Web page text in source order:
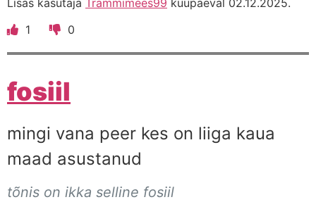
1
0
fosiil
mingi vana peer kes on liiga kaua
maad asustanud
tõnis on ikka selline fosiil